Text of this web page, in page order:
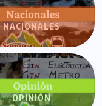
NACIONALES
OPINIÓN